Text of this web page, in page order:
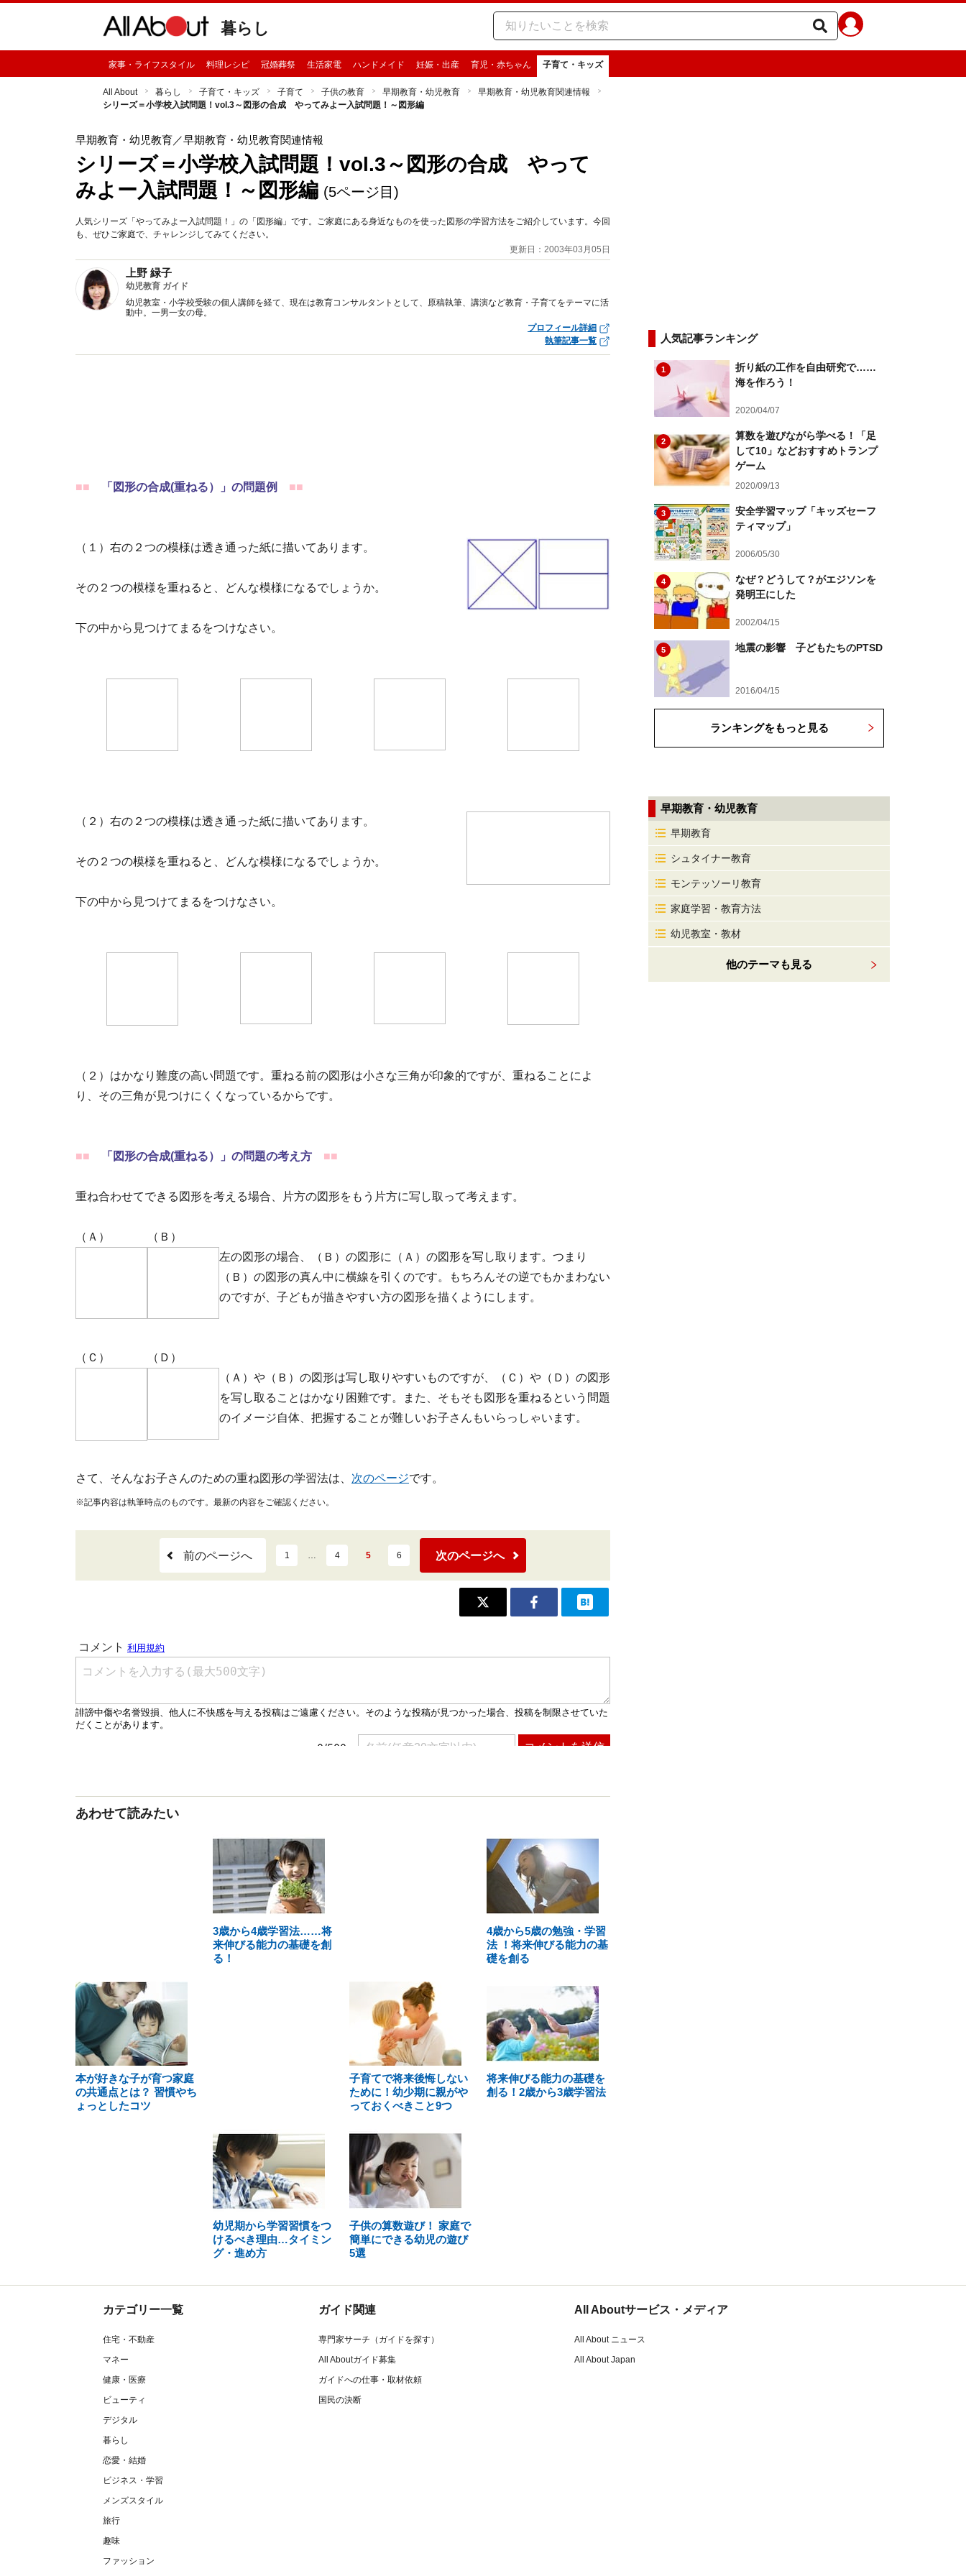
暮らし
家事・ライフスタイル 料理レシピ 冠婚葬祭 生活家電 ハンドメイド 妊娠・出産 育児・赤ちゃん 子育て・キッズ
All About 暮らし 子育て・キッズ 子育て 子供の教育 早期教育・幼児教育
早期教育・幼児教育関連情報
シリーズ＝小学校入試問題！vol.3～図形の合成 やってみよー入試問題！～図形編
早期教育・幼児教育／早期教育・幼児教育関連情報
シリーズ＝小学校入試問題！vol.3～図形の合成 やって
みよー入試問題！～図形編 (5ページ目)
人気シリーズ「やってみよー入試問題！」の「図形編」です。ご家庭にある身近なものを使った図形の学習方法をご紹介しています。今回
も、ぜひご家庭で、チャレンジしてみてください。
更新日：2003年03月05日
上野 緑子
幼児教育 ガイド
幼児教室・小学校受験の個人講師を経て、現在は教育コンサルタントとして、原稿執筆、講演など教育・子育てをテーマに活
動中。一男一女の母。
プロフィール詳細
執筆記事一覧
■■ 「図形の合成(重ねる）」の問題例 ■■
（１）右の２つの模様は透き通った紙に描いてあります。
その２つの模様を重ねると、どんな模様になるでしょうか。
下の中から見つけてまるをつけなさい。
（２）右の２つの模様は透き通った紙に描いてあります。
その２つの模様を重ねると、どんな模様になるでしょうか。
下の中から見つけてまるをつけなさい。
（２）はかなり難度の高い問題です。重ねる前の図形は小さな三角が印象的ですが、重ねることによ
り、その三角が見つけにくくなっているからです。
■■ 「図形の合成(重ねる）」の問題の考え方 ■■
重ね合わせてできる図形を考える場合、片方の図形をもう片方に写し取って考えます。
（Ａ）
（Ｂ）
左の図形の場合、（Ｂ）の図形に（Ａ）の図形を写し取ります。つまり
（Ｂ）の図形の真ん中に横線を引くのです。もちろんその逆でもかまわない
のですが、子どもが描きやすい方の図形を描くようにします。
（Ｃ）
（Ｄ）
（Ａ）や（Ｂ）の図形は写し取りやすいものですが、（Ｃ）や（Ｄ）の図形
を写し取ることはかなり困難です。また、そもそも図形を重ねるという問題
のイメージ自体、把握することが難しいお子さんもいらっしゃいます。
さて、そんなお子さんのための重ね図形の学習法は、 次のページです。
※記事内容は執筆時点のものです。最新の内容をご確認ください。
前のページへ 1 … 4 5 6 次のページへ
あわせて読みたい
3歳から4歳学習法……将
来伸びる能力の基礎を創
る！
4歳から5歳の勉強・学習
法 ！将来伸びる能力の基
礎を創る
本が好きな子が育つ家庭
の共通点とは？ 習慣やち
ょっとしたコツ
子育てで将来後悔しない
ために！幼少期に親がや
っておくべきこと9つ
将来伸びる能力の基礎を
創る！2歳から3歳学習法
幼児期から学習習慣をつ
けるべき理由…タイミン
グ・進め方
子供の算数遊び！ 家庭で
簡単にできる幼児の遊び
5選
人気記事ランキング
1
折り紙の工作を自由研究で……
海を作ろう！
2020/04/07
2
算数を遊びながら学べる！「足
して10」などおすすめトランプ
ゲーム
2020/09/13
3
安全学習マップ「キッズセーフ
ティマップ」
2006/05/30
4
なぜ？どうして？がエジソンを
発明王にした
2002/04/15
5 地震の影響 子どもたちのPTSD
2016/04/15
ランキングをもっと見る
早期教育・幼児教育
早期教育
シュタイナー教育
モンテッソーリ教育
家庭学習・教育方法
幼児教室・教材
他のテーマも見る
カテゴリー一覧
住宅・不動産
マネー
健康・医療
ビューティ
デジタル
暮らし
恋愛・結婚
ビジネス・学習
メンズスタイル
旅行
趣味
ファッション
ガイド関連
専門家サーチ（ガイドを探す）
All Aboutガイド募集
ガイドへの仕事・取材依頼
国民の決断
All Aboutサービス・メディア
All About ニュース
All About Japan